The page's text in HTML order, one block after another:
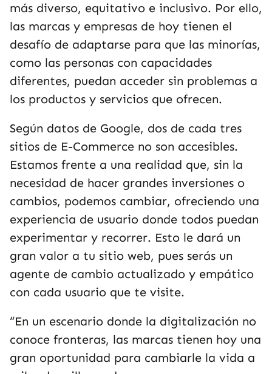
más diverso, equitativo e inclusivo. Por ello,
las marcas y empresas de hoy tienen el
desafío de adaptarse para que las minorías,
como las personas con capacidades
diferentes, puedan acceder sin problemas a
los productos y servicios que ofrecen.
Según datos de Google, dos de cada tres
sitios de E-Commerce no son accesibles.
Estamos frente a una realidad que, sin la
necesidad de hacer grandes inversiones o
cambios, podemos cambiar, ofreciendo una
experiencia de usuario donde todos puedan
experimentar y recorrer. Esto le dará un
gran valor a tu sitio web, pues serás un
agente de cambio actualizado y empático
con cada usuario que te visite.
“En un escenario donde la digitalización no
conoce fronteras, las marcas tienen hoy una
gran oportunidad para cambiarle la vida a